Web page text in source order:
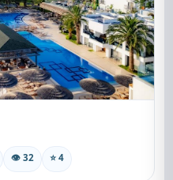
👁 32 ⭐ 4